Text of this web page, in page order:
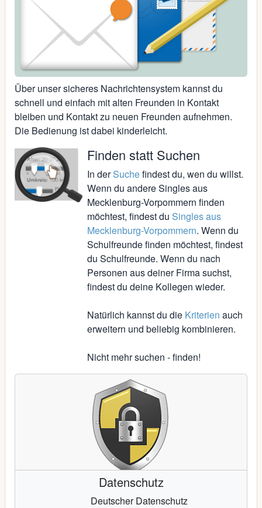
Über unser sicheres Nachrichtensystem kannst du
schnell und einfach mit alten Freunden in Kontakt
bleiben und Kontakt zu neuen Freunden aufnehmen.
Die Bedienung ist dabei kinderleicht.
Finden statt Suchen
In derSuchefindest du, wen du willst.
Wenn du andere Singles aus
Mecklenburg-Vorpommern finden
möchtest, findest du Singles aus
Mecklenburg-Vorpommern. Wenn du
Schulfreunde finden möchtest, findest
du Schulfreunde. Wenn du nach
Personen aus deiner Firma suchst,
findest du deine Kollegen wieder.
Natürlich kannst du die Kriterien auch
erweitern und beliebig kombinieren.
Nicht mehr suchen - finden!
Datenschutz
Deutscher Datenschutz